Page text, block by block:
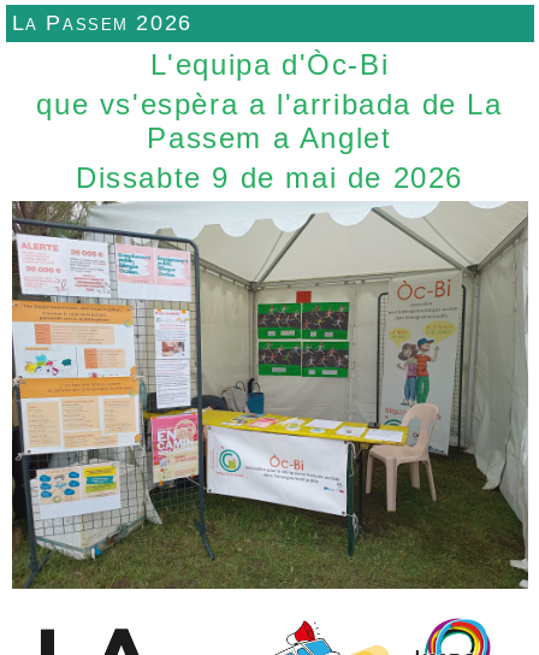
La Passem 2026
L'equipa d'Òc-Bi
que vs'espèra a l'arribada de La
Passem a Anglet
Dissabte 9 de mai de 2026